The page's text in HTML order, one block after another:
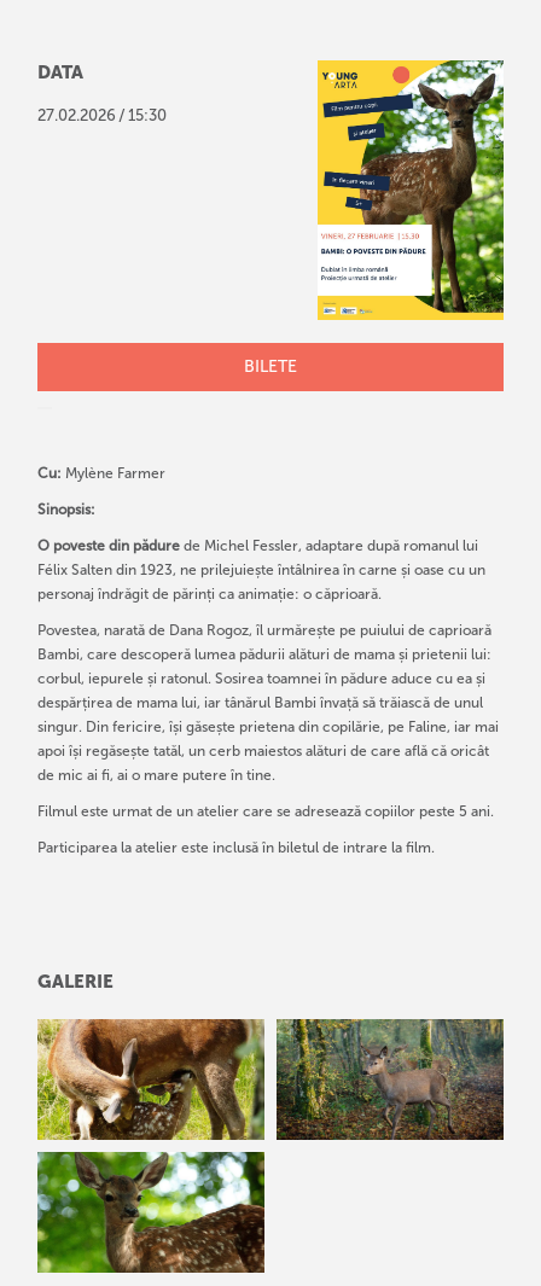
DATA
27.02.2026 / 15:30
BILETE
Cu: Mylène Farmer
Sinopsis:
O poveste din pădure de Michel Fessler, adaptare după romanul lui
Félix Salten din 1923, ne prilejuiește întâlnirea în carne și oase cu un
personaj îndrăgit de părinți ca animație: o căprioară.
Povestea, narată de Dana Rogoz, îl urmărește pe puiului de caprioară
Bambi, care descoperă lumea pădurii alături de mama și prietenii lui:
corbul, iepurele și ratonul. Sosirea toamnei în pădure aduce cu ea și
despărțirea de mama lui, iar tânărul Bambi învață să trăiască de unul
singur. Din fericire, își găsește prietena din copilărie, pe Faline, iar mai
apoi își regăsește tatăl, un cerb maiestos alături de care află că oricât
de mic ai fi, ai o mare putere în tine.
Filmul este urmat de un atelier care se adresează copiilor peste 5 ani.
Participarea la atelier este inclusă în biletul de intrare la film.
GALERIE